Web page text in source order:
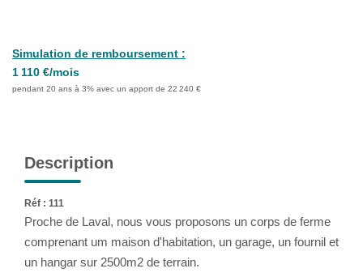
CONTACT
Simulation de remboursement :
1 110 €/mois
pendant 20 ans à 3% avec un apport de 22 240 €
Description
Réf : 111
Proche de Laval, nous vous proposons un corps de ferme
comprenant um maison d'habitation, un garage, un fournil et
un hangar sur 2500m2 de terrain.